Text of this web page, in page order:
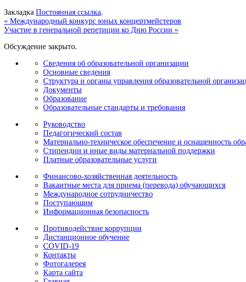
Закладка Постоянная ссылка.
« Международный конкурс юных концертмейстеров
Участие в генеральной репетиции ко Дню России »
Обсуждение закрыто.
Сведения об образовательной организации
Основные сведения
Структура и органы управления образовательной
Документы
Образование
Образовательные стандарты и требования
Руководство
Педагогический состав
Материально-техническое обеспечение и оснащенность
Стипендии и иные виды материальной поддержки
Платные образовательные услуги
Финансово-хозяйственная деятельность
Вакантные места для приема (перевода) обучающихся
Международное сотрудничество
Поступающим
Информационная безопасность
Противодействие коррупции
Дистанционное обучение
COVID-19
Контакты
Фотогалерея
Карта сайта